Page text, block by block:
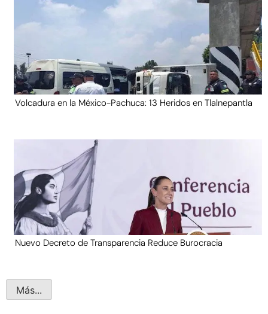
Volcadura en la México-Pachuca: 13 Heridos en Tlalnepantla
Nuevo Decreto de Transparencia Reduce Burocracia
Más...